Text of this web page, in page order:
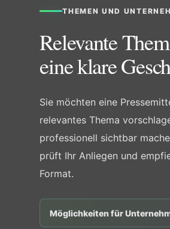
THEMEN UND
Relevante
eine klare
Sie möchten eine
relevantes Thema
professionell sichtbar
prüft Ihr Anliegen und
Format.
Möglichkeiten für